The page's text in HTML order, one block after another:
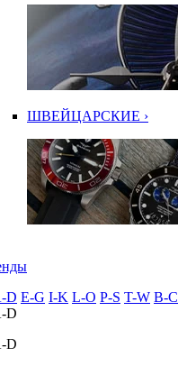
ШВЕЙЦАРСКИЕ ›
D E-G I-K L-O P-S T-W В-С
D
D